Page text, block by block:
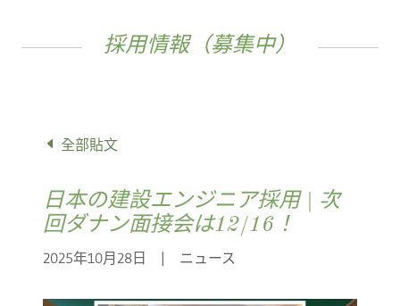
採用情報（募集中）
全部貼文
日本の建設エンジニア採用 | 次
回ダナン面接会は12/16！
2025年10月28日 | ニュース